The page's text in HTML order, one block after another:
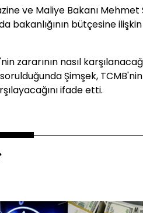
ve Maliye Bakanı Mehmet
bakanlığının bütçesine
zararının nasıl
Şimşek,
ifade etti.